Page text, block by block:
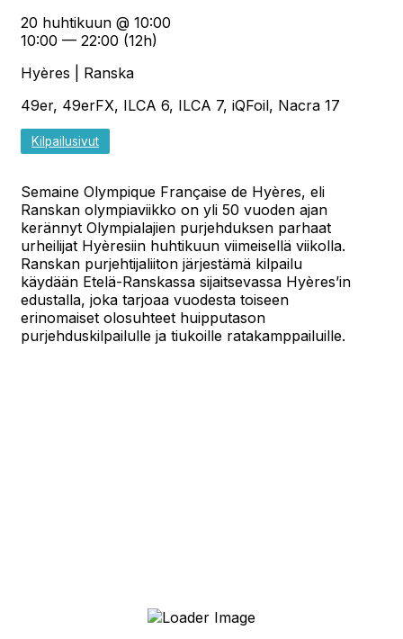
Semaine Olympique Française de Hyères, eli
Ranskan olympiaviikko on yli 50 vuoden ajan
kerännyt Olympialajien purjehduksen parhaat
urheilijat Hyèresiin huhtikuun viimeisellä viikolla.
Ranskan purjehtijaliiton järjestämä kilpailu
käydään Etelä-Ranskassa sijaitsevassa Hyères’in
edustalla, joka tarjoaa vuodesta toiseen
erinomaiset olosuhteet huipputason
purjehduskilpailulle ja tiukoille ratakamppailuille.
20 huhtikuun @ 10:00
10:00 — 22:00 (12h)
Hyères | Ranska
49er, 49erFX, ILCA 6, ILCA 7, iQFoil, Nacra 17
Kilpailusivut